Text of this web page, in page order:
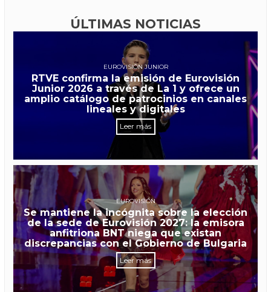
ÚLTIMAS NOTICIAS
EUROVISIÓN JUNIOR
RTVE confirma la emisión de Eurovisión
Junior 2026 a través de La 1 y ofrece un
amplio catálogo de patrocinios en canales
lineales y digitales
Leer más
EUROVISIÓN
Se mantiene la incógnita sobre la elección
de la sede de Eurovisión 2027: la emisora
anfitriona BNT niega que existan
discrepancias con el Gobierno de Bulgaria
Leer más